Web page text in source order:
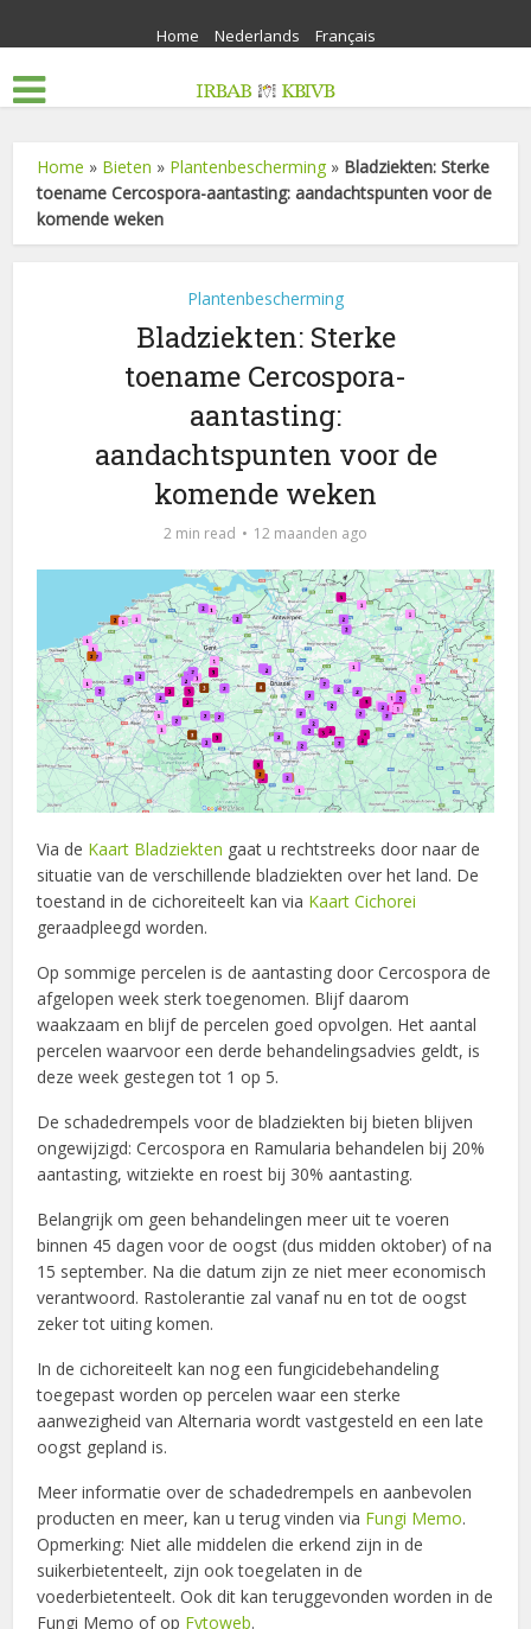
Home Nederlands Français
Home » Bieten » Plantenbescherming » Bladziekten: Sterke
toename Cercospora-aantasting: aandachtspunten voor de
komende weken
Plantenbescherming
Bladziekten: Sterke
toename Cercospora-
aantasting:
aandachtspunten voor de
komende weken
2 min read 12 maanden ago
Via de Kaart Bladziekten gaat u rechtstreeks door naar de
situatie van de verschillende bladziekten over het land. De
toestand in de cichoreiteelt kan via Kaart Cichorei
geraadpleegd worden.
Op sommige percelen is de aantasting door Cercospora de
afgelopen week sterk toegenomen. Blijf daarom
waakzaam en blijf de percelen goed opvolgen. Het aantal
percelen waarvoor een derde behandelingsadvies geldt, is
deze week gestegen tot 1 op 5.
De schadedrempels voor de bladziekten bij bieten blijven
ongewijzigd: Cercospora en Ramularia behandelen bij 20%
aantasting, witziekte en roest bij 30% aantasting.
Belangrijk om geen behandelingen meer uit te voeren
binnen 45 dagen voor de oogst (dus midden oktober) of na
15 september. Na die datum zijn ze niet meer economisch
verantwoord. Rastolerantie zal vanaf nu en tot de oogst
zeker tot uiting komen.
In de cichoreiteelt kan nog een fungicidebehandeling
toegepast worden op percelen waar een sterke
aanwezigheid van Alternaria wordt vastgesteld en een late
oogst gepland is.
Meer informatie over de schadedrempels en aanbevolen
producten en meer, kan u terug vinden via Fungi Memo.
Opmerking: Niet alle middelen die erkend zijn in de
suikerbietenteelt, zijn ook toegelaten in de
voederbietenteelt. Ook dit kan teruggevonden worden in de
Fungi Memo of op Fytoweb.